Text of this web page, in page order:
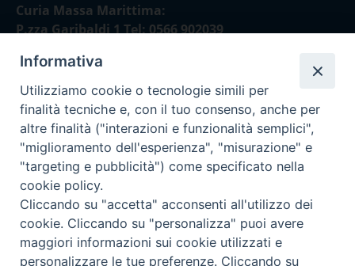
Curia Massa Marittima:
P.zza Garibaldi 1 Tel: 0566 902039
Curia Piombino:
Via Don Minzoni,58/A Tel e Fax: 0565 32036
E-mail:
curia@diocesimassamarittima.it
Informativa
Utilizziamo cookie o tecnologie simili per
finalità tecniche e, con il tuo consenso, anche per
altre finalità ("interazioni e funzionalità semplici",
"miglioramento dell'esperienza", "misurazione" e
"targeting e pubblicità") come specificato nella
cookie policy.
Cliccando su "accetta" acconsenti all'utilizzo dei
cookie. Cliccando su "personalizza" puoi avere
maggiori informazioni sui cookie utilizzati e
personalizzare le tue preferenze. Cliccando su